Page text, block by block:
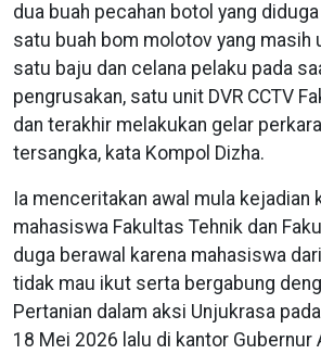
dua buah pecahan botol yang
satu buah bom molotov yang masih
satu baju dan celana pelaku pada
pengrusakan, satu unit DVR CCTV
dan terakhir melakukan gelar
tersangka, kata Kompol Dizha.
Ia menceritakan awal mula kejadian
mahasiswa Fakultas Tehnik dan
duga berawal karena mahasiswa
tidak mau ikut serta bergabung
Pertanian dalam aksi Unjukrasa
18 Mei 2026 lalu di kantor Gubernur